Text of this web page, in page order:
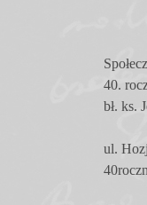
40.
bł. ks.
ul.